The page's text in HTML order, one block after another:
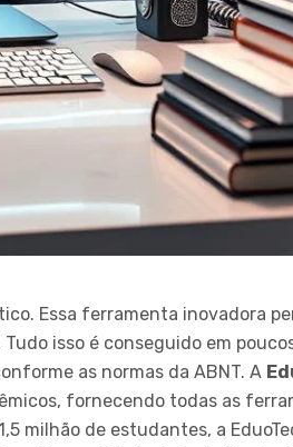
Essa ferramenta inovadora
isso é conseguido em
as normas da ABNT. A
fornecendo todas as
milhão de estudantes, a